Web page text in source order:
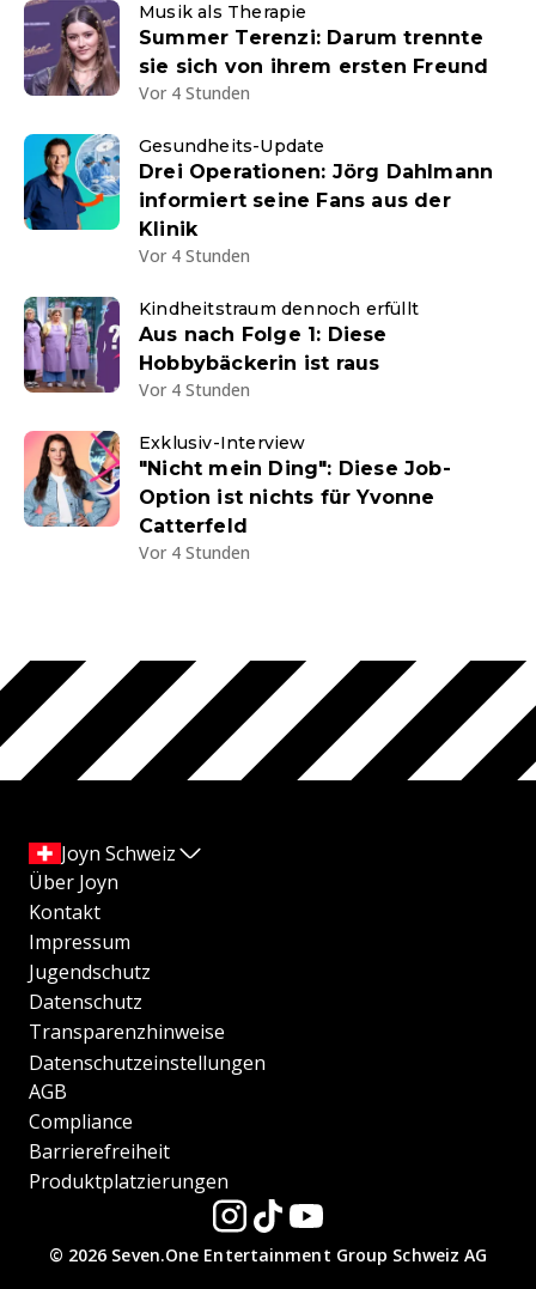
Musik als Therapie
Summer Terenzi: Darum trennte
sie sich von ihrem ersten Freund
Vor 4 Stunden
Gesundheits-Update
Drei Operationen: Jörg Dahlmann
informiert seine Fans aus der
Klinik
Vor 4 Stunden
Kindheitstraum dennoch erfüllt
Aus nach Folge 1: Diese
Hobbybäckerin ist raus
Vor 4 Stunden
Exklusiv-Interview
"Nicht mein Ding": Diese Job-
Option ist nichts für Yvonne
Catterfeld
Vor 4 Stunden
Joyn Schweiz
Über Joyn
Kontakt
Impressum
Jugendschutz
Datenschutz
Transparenzhinweise
Datenschutzeinstellungen
AGB
Compliance
Barrierefreiheit
Produktplatzierungen
© 2026 Seven.One Entertainment Group Schweiz AG